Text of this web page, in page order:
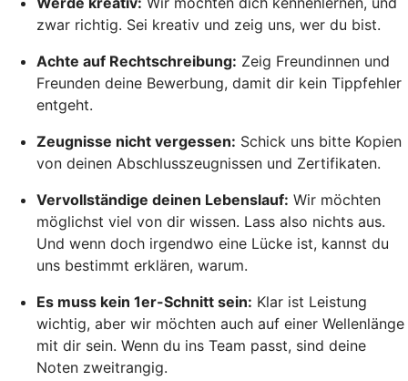
zwar richtig. Sei kreativ und zeig uns, wer du bist.
Achte auf Rechtschreibung: Zeig Freundinnen und
Freunden deine Bewerbung, damit dir kein Tippfehler
entgeht.
Zeugnisse nicht vergessen: Schick uns bitte Kopien
von deinen Abschlusszeugnissen und Zertifikaten.
Vervollständige deinen Lebenslauf: Wir möchten
möglichst viel von dir wissen. Lass also nichts aus.
Und wenn doch irgendwo eine Lücke ist, kannst du
uns bestimmt erklären, warum.
Es muss kein 1er-Schnitt sein: Klar ist Leistung
wichtig, aber wir möchten auch auf einer Wellenlänge
mit dir sein. Wenn du ins Team passt, sind deine
Noten zweitrangig.